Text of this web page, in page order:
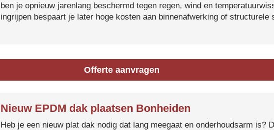
ben je opnieuw jarenlang beschermd tegen regen, wind en
ingrijpen bespaart je later hoge kosten aan binnenafwerking of structurele
Offerte aanvragen
Nieuw EPDM dak plaatsen Bonheiden
Heb je een nieuw plat dak nodig dat lang meegaat en onderhoudsarm is?